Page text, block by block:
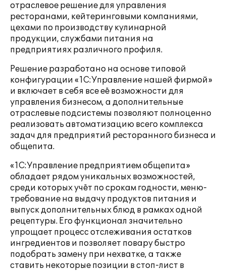
отраслевое решение для управления
ресторанами, кейтеринговыми компаниями,
цехами по производству кулинарной
продукции, службами питания на
предприятиях различного профиля.
Решение разработано на основе типовой
конфигурации «1С:Управление нашей фирмой»
и включает в себя все её возможности для
управления бизнесом, а дополнительные
отраслевые подсистемы позволяют полноценно
реализовать автоматизацию всего комплекса
задач для предприятий ресторанного бизнеса и
общепита.
«1С:Управление предприятием общепита»
обладает рядом уникальных возможностей,
среди которых учёт по срокам годности, меню-
требование на выдачу продуктов питания и
выпуск дополнительных блюд в рамках одной
рецептуры. Его функционал значительно
упрощает процесс отслеживания остатков
ингредиентов и позволяет повару быстро
подобрать замену при нехватке, а также
ставить некоторые позиции в стоп-лист в